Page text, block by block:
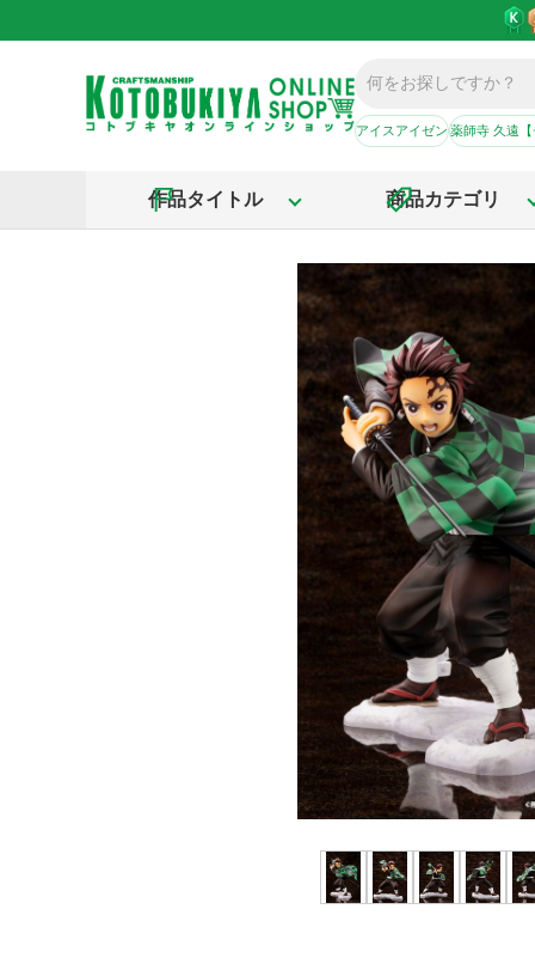
アイスアイゼン薬師寺 久遠
作品タイトル 商品カテゴリ